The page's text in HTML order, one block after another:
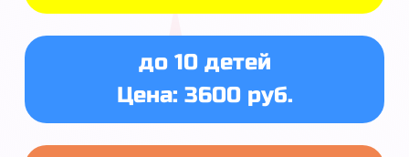
до 10 детей
Цена: 3600 руб.